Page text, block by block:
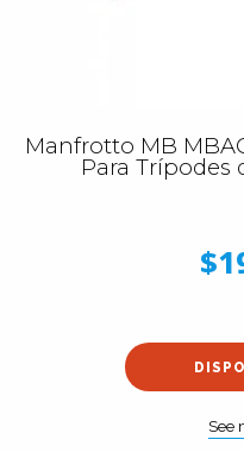
Manfrotto MB
Para Trípodes
See